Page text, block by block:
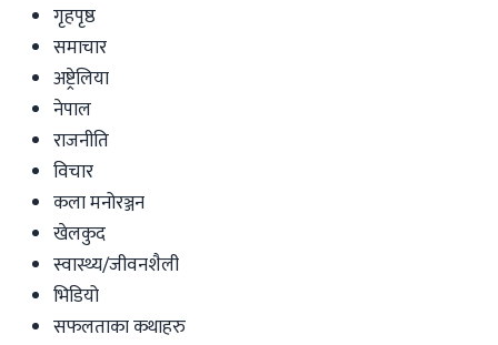
गृहपृष्ठ
समाचार
अष्ट्रेलिया
नेपाल
राजनीति
विचार
कला मनोरञ्जन
खेलकुद
स्वास्थ्य/जीवनशैली
भिडियो
सफलताका कथाहरु